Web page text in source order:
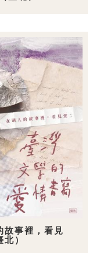
故事裡，看見
）